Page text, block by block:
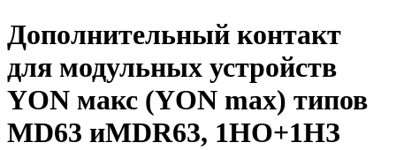
Дополнительный контакт
для модульных устройств
YON макс (YON max) типов
MD63 иMDR63, 1НО+1НЗ